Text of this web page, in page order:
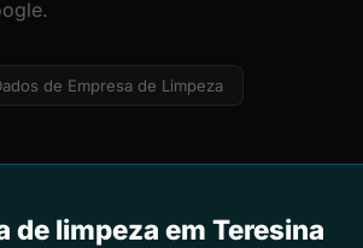
de Empresa de Limpeza
de limpeza em Teresina